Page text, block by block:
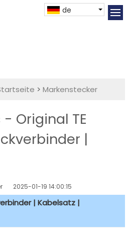
de
>Markenstecker
Original TE
|
2025-01-19 14:00:15
| Kabelsatz |